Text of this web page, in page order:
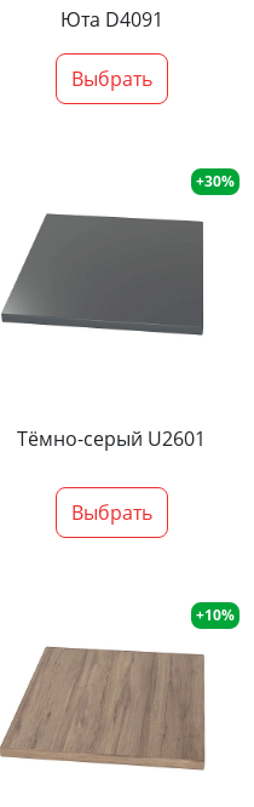
Юта D4091
Выбрать
+30%
Тёмно-серый U2601
Выбрать
+10%